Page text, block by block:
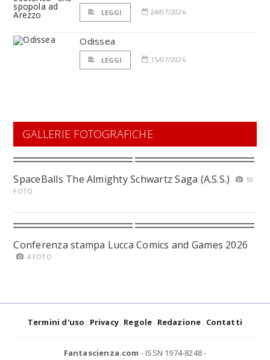
LEGGI 24/07/2026
Odissea
LEGGI 15/07/2026
GALLERIE FOTOGRAFICHE
SpaceBalls The Almighty Schwartz Saga (A.S.S.)
10
FOTO
Conferenza stampa Lucca Comics and Games 2026
4 FOTO
Termini d'uso Privacy Regole Redazione Contatti
Fantascienza.com - ISSN 1974-8248 -